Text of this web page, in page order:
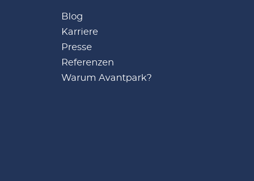
Blog
Karriere
Presse
Referenzen
Warum Avantpark?